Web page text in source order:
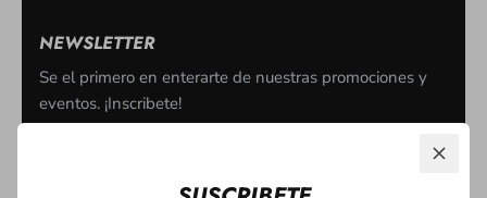
NEWSLETTER
Se el primero en enterarte de nuestras promociones y
eventos. ¡Inscribete!